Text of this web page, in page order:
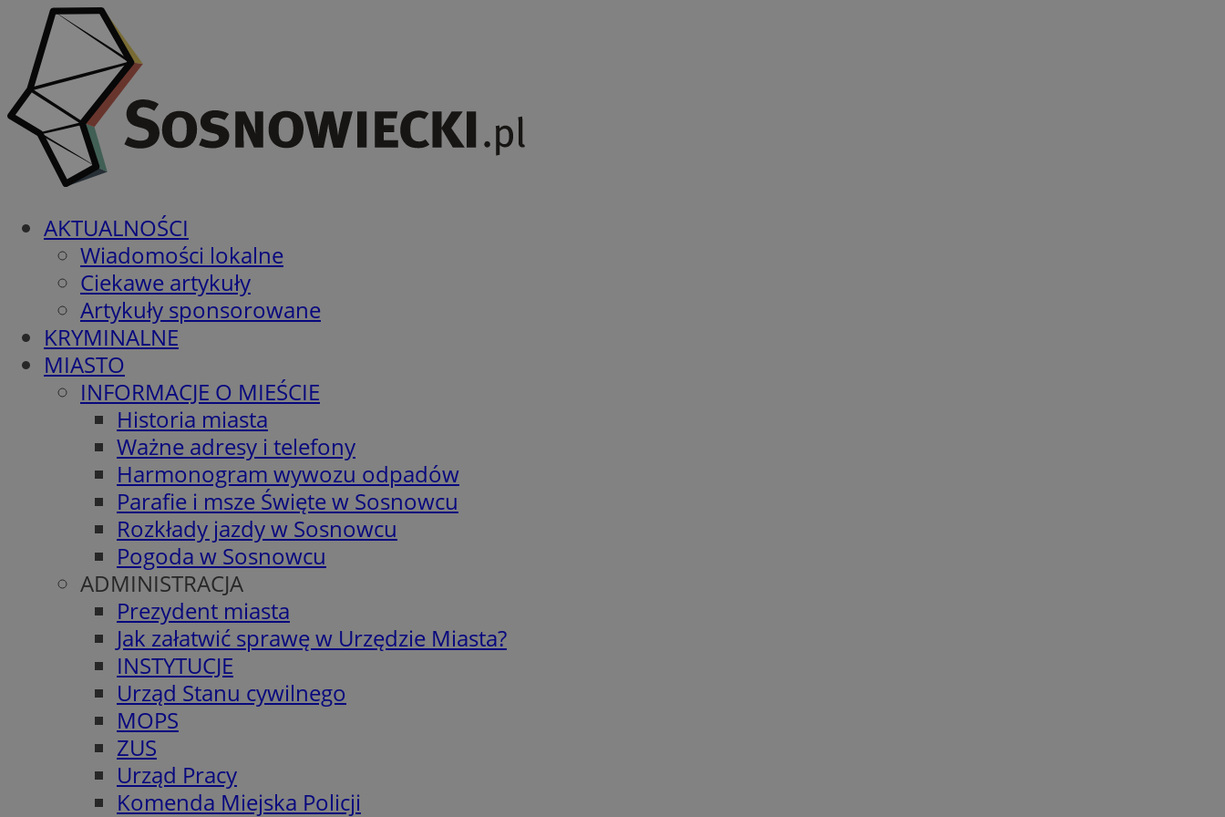
AKTUALNOŚCI
Wiadomości lokalne
Ciekawe artykuły
Artykuły sponsorowane
KRYMINALNE
MIASTO
INFORMACJE O MIEŚCIE
Historia miasta
Ważne adresy i telefony
Harmonogram wywozu odpadów
Parafie i msze Święte w Sosnowcu
Rozkłady jazdy w Sosnowcu
Pogoda w Sosnowcu
ADMINISTRACJA
Prezydent miasta
Jak załatwić sprawę w Urzędzie Miasta?
INSTYTUCJE
Urząd Stanu cywilnego
MOPS
ZUS
Urząd Pracy
Komenda Miejska Policji